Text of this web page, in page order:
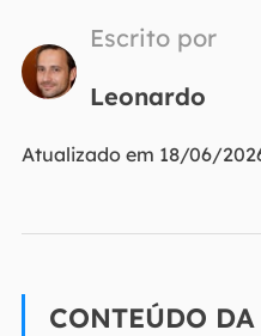
Escrito por
Leonardo
Atualizado em 18/06/
CONTEÚDO